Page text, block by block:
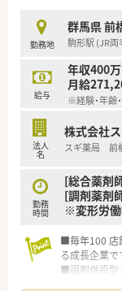
■充実した研
があるのも特
勤務地
群馬県 前
駒形駅 (JR両
給与
年収400
月給
※経験・年齢
法人
名
株式会社
スギ薬局 前
勤務
時間
[総合薬剤
[調剤薬剤
※変形労
■毎年100 店
る成長企業で
■調剤併設型